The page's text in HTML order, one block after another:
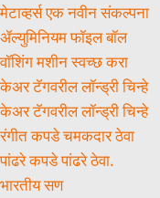
मेटाव्हर्स एक नवीन संकल्पना
ॲल्युमिनियम फॉइल बॉल
वॉशिंग मशीन स्वच्छ करा
केअर टॅगवरील लॉन्ड्री चिन्हे
केअर टॅगवरील लॉन्ड्री चिन्हे
रंगीत कपडे चमकदार ठेवा
पांढरे कपडे पांढरे ठेवा.
भारतीय सण